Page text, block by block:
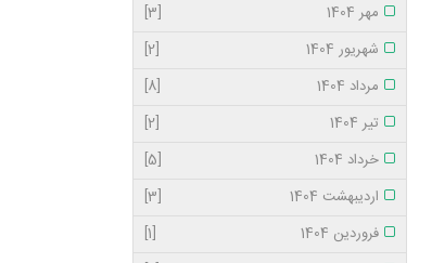
مهر 1404
[3]
شهریور 1404
[2]
مرداد 1404
[8]
تیر 1404
[2]
خرداد 1404
[5]
اردیبهشت 1404
[3]
فروردین 1404
[1]